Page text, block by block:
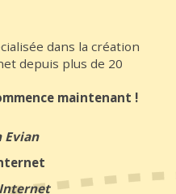
dans la création
depuis plus de 20
maintenant !
Evian